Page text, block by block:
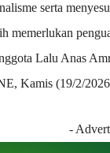
serta
memerlukan
Lalu Anas
Kamis (19/2/
-